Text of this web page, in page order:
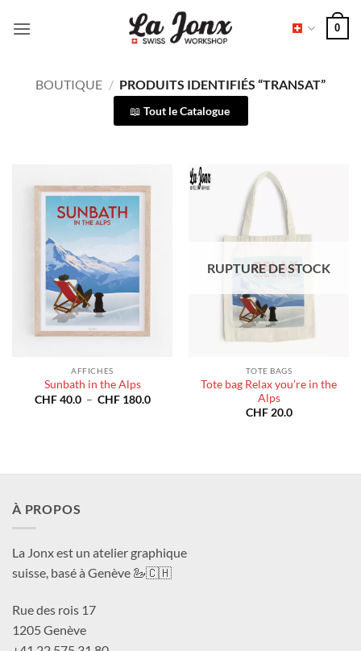
0
BOUTIQUE / PRODUITS IDENTIFIÉS “TRANSAT”
Tout le Catalogue
AFFICHES
Sunbath in the Alps
CHF40.0 – CHF180.0Plage
RUPTURE DE STOCK
TOTE BAGS
Tote bag Relax you’re in the
Alps
CHF20.0
À PROPOS
La Jonx est un atelier graphique
suisse, basé à Genève 🦢🇨🇭
Rue des rois 17
1205 Genève